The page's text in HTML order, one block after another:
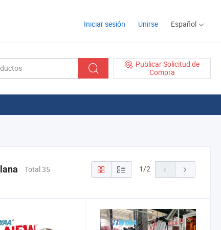
Iniciar sesión Unirse Español
Publicar Solicitud de
Compra
Total 35
1/2